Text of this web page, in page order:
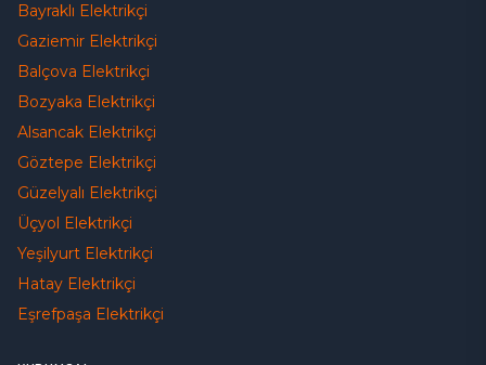
Bayraklı Elektrikçi
Gaziemir Elektrikçi
Balçova Elektrikçi
Bozyaka Elektrikçi
Alsancak Elektrikçi
Göztepe Elektrikçi
Güzelyalı Elektrikçi
Üçyol Elektrikçi
Yeşilyurt Elektrikçi
Hatay Elektrikçi
Eşrefpaşa Elektrikçi